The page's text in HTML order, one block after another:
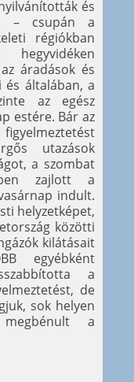
és
– csupán a
régiókban
áradások és
és általában, a
az egész
estére. Bár az
utazások
a szombat
zajlott a
indult.
helyzetképet,
közötti
kilátásait
egyébként
a
de
sok helyen
a